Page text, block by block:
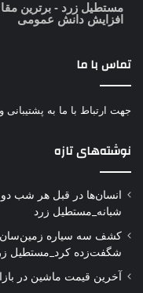
مستطیل زرد - برترین
افزایش دانش عمومی
تماس با ما
جهت ارتباط با ما به پشتیبانی واتساپ به
نوشته‌های تازه
انسان‌ها در قبل هر شب دو
شبانه_مستطیل زرد
کشف سه سیاره زمین‌سان
شگفت‌زده کرد_مستطیل
آخرین قیمت ماشین در بازار آزاد جمعه ۹